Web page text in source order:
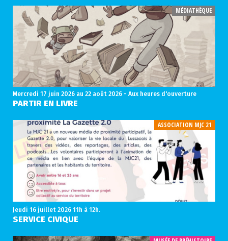
MÉDIATHÈQUE
Mercredi 17 juin 2026au 22 août 2026 - Aux heures d'ouverture
PARTIR EN LIVRE
ASSOCIATION MJC 21
Jeudi 16 juillet 202611h à 12h.
SERVICE CIVIQUE